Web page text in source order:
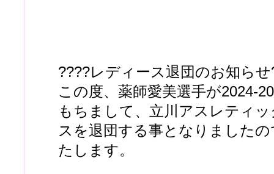
????レディース退団のお知らせ
この度、薬師愛美選手が2024-
もちまして、立川アスレティ
スを退団する事となりました
たします。